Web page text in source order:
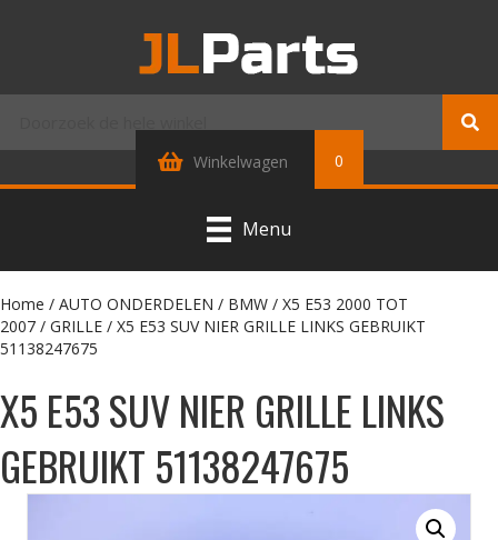
Winkelwagen 0
Menu
Home / AUTO ONDERDELEN / BMW / X5 E53 2000 TOT
2007 / GRILLE / X5 E53 SUV NIER GRILLE LINKS GEBRUIKT
51138247675
X5 E53 SUV NIER GRILLE LINKS
GEBRUIKT 51138247675